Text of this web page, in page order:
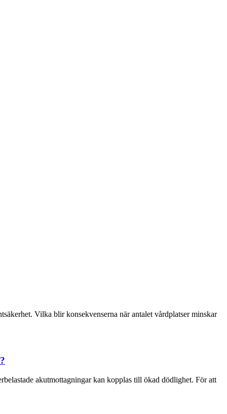
Vilka blir konsekvenserna när antalet vårdplatser minskar
akutmottagningar kan kopplas till ökad dödlighet. För att